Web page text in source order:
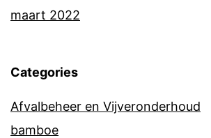
maart 2022
Categories
Afvalbeheer en Vijveronderhoud
bamboe